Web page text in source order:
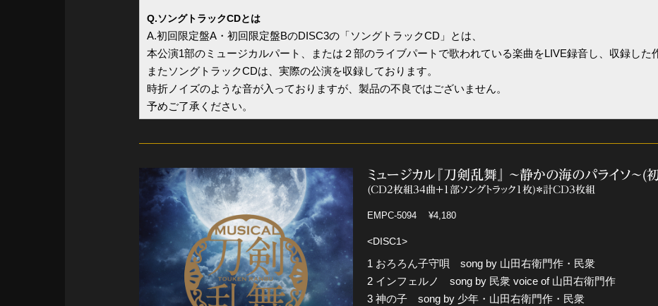
Q.ソングトラックCDとは
A.初回限定盤A・初回限定盤BのDISC3の「ソングトラックCD」とは、
本公演1部のミュージカルパート、または２部のライブパートで歌われている楽曲をLIVE録音し、収録した
またソングトラックCDは、実際の公演を収録しております。
時折ノイズのような音が入っておりますが、製品の不良ではございません。
予めご了承ください。
ミュージカル『刀剣乱舞』 ～静かの海のパライソ～
(CD2枚組34曲+1部ソングトラック1枚)＊計CD3枚組
EMPC-5094 ¥4,180
<DISC1>
1 おろろん子守唄 song by 山田右衛門作・民衆
2 インフェルノ song by 民衆 voice of 山田右衛門作
3 神の子 song by 少年・山田右衛門作・民衆